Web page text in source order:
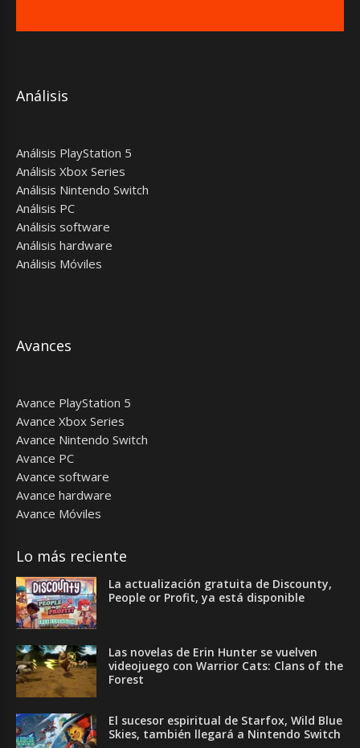
Análisis
Análisis PlayStation 5
Análisis Xbox Series
Análisis Nintendo Switch
Análisis PC
Análisis software
Análisis hardware
Análisis Móviles
Avances
Avance PlayStation 5
Avance Xbox Series
Avance Nintendo Switch
Avance PC
Avance software
Avance hardware
Avance Móviles
Lo más reciente
La actualización gratuita de Discounty,
People or Profit, ya está disponible
Las novelas de Erin Hunter se vuelven
videojuego con Warrior Cats: Clans of the
Forest
El sucesor espiritual de Starfox, Wild Blue
Skies, también llegará a Nintendo Switch